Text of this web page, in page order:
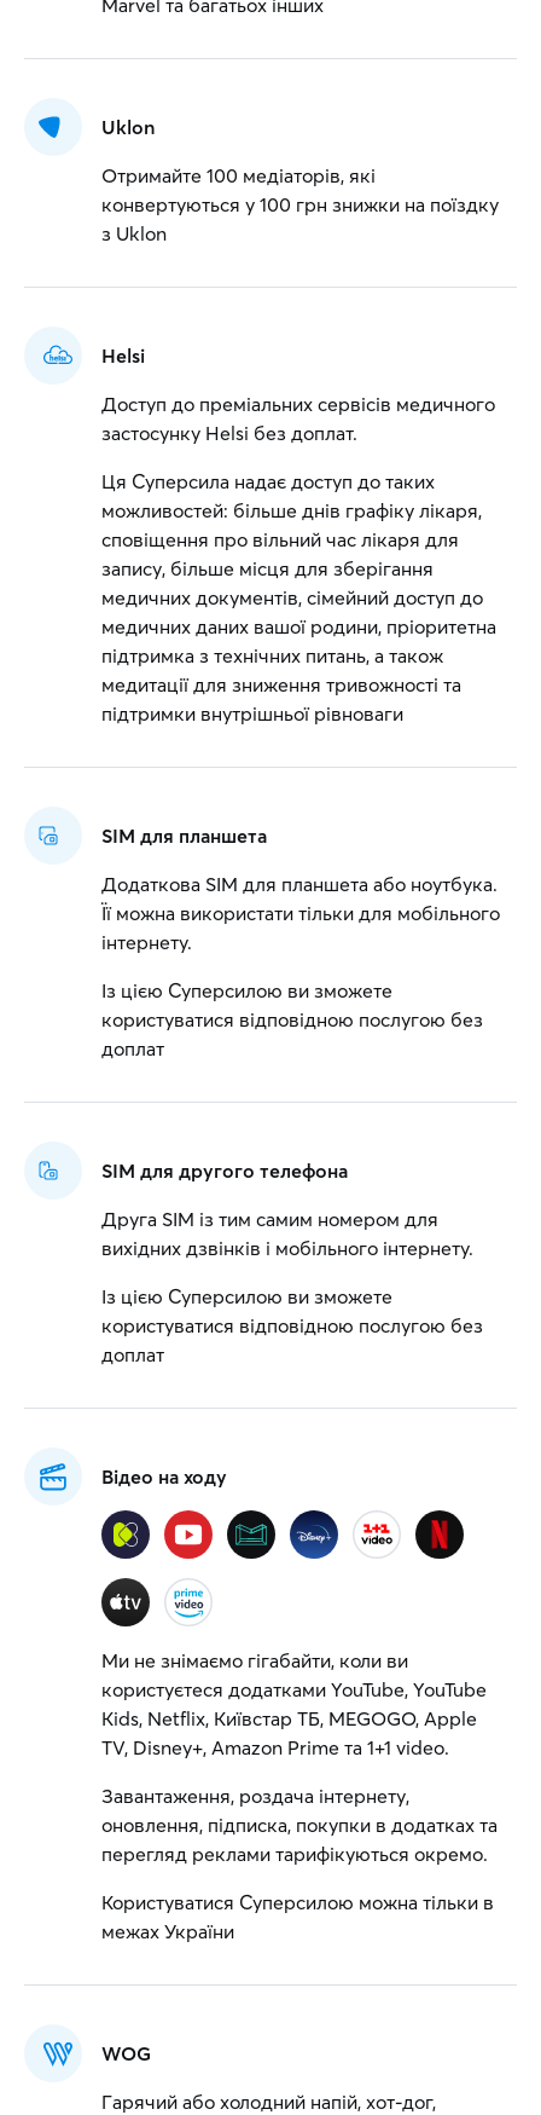
Marvel та багатьох інших
Uklon
Отримайте 100 медіаторів, які
конвертуються у 100 грн знижки на поїздку
з Uklon
Helsi
Доступ до преміальних сервісів медичного
застосунку Helsi без доплат.
Ця Суперсила надає доступ до таких
можливостей: більше днів графіку лікаря,
сповіщення про вільний час лікаря для
запису, більше місця для зберігання
медичних документів, сімейний доступ до
медичних даних вашої родини, пріоритетна
підтримка з технічних питань, а також
медитації для зниження тривожності та
підтримки внутрішньої рівноваги
SIM для планшета
Додаткова SIM для планшета або ноутбука.
Її можна використати тільки для мобільного
інтернету.
Із цією Суперсилою ви зможете
користуватися відповідною послугою без
доплат
SIM для другого телефона
Друга SIM із тим самим номером для
вихідних дзвінків і мобільного інтернету.
Із цією Суперсилою ви зможете
користуватися відповідною послугою без
доплат
Відео на ходу
Ми не знімаємо гігабайти, коли ви
користуєтеся додатками YouTube, YouTube
Kids, Netflix, Київстар ТБ, MEGOGO, Apple
TV, Disney+, Amazon Prime та 1+1 video.
Завантаження, роздача інтернету,
оновлення, підписка, покупки в додатках та
перегляд реклами тарифікуються окремо.
Користуватися Суперсилою можна тільки в
межах України
WOG
Гарячий або холодний напій, хот-дог,